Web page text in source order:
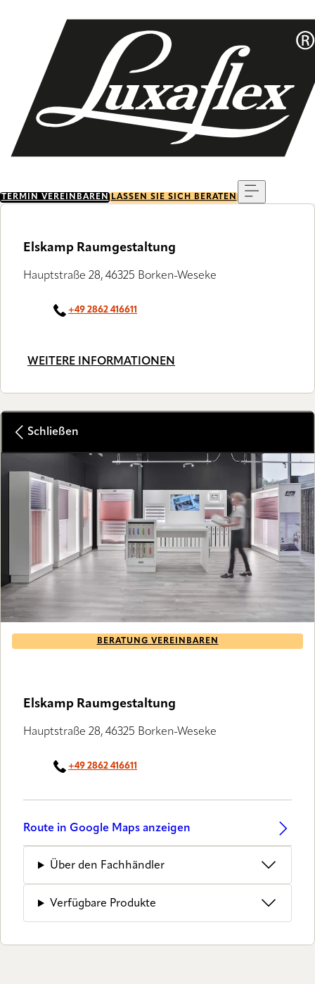
TERMIN VEREINBAREN LASSEN SIE SICH BERATEN
Elskamp Raumgestaltung
Hauptstraße 28, 46325 Borken-Weseke
+49 2862 416611
WEITERE INFORMATIONEN
Schließen
LUXAFLEX® PARTNERBERATUNG VEREINBAREN
Elskamp Raumgestaltung
Hauptstraße 28, 46325 Borken-Weseke
+49 2862 416611
Route in Google Maps anzeigen
Über den Fachhändler
Verfügbare Produkte